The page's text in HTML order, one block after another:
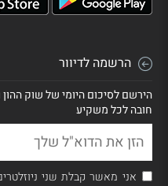
הרשמה לדיוור
הירשם לסיכום היומי של שוק ההון
חובה לכל משקיע
אני מאשר קבלת שני